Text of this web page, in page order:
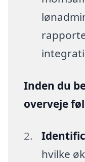
Inden du
overveje
hvilke